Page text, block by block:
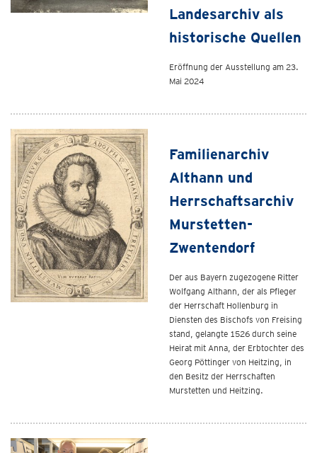
Landesarchiv als
historische Quellen
Eröffnung der Ausstellung am 23.
Mai 2024
Familienarchiv
Althann und
Herrschaftsarchiv
Murstetten-
Zwentendorf
Der aus Bayern zugezogene Ritter
Wolfgang Althann, der als Pfleger
der Herrschaft Hollenburg in
Diensten des Bischofs von Freising
stand, gelangte 1526 durch seine
Heirat mit Anna, der Erbtochter des
Georg Pöttinger von Heitzing, in
den Besitz der Herrschaften
Murstetten und Heitzing.